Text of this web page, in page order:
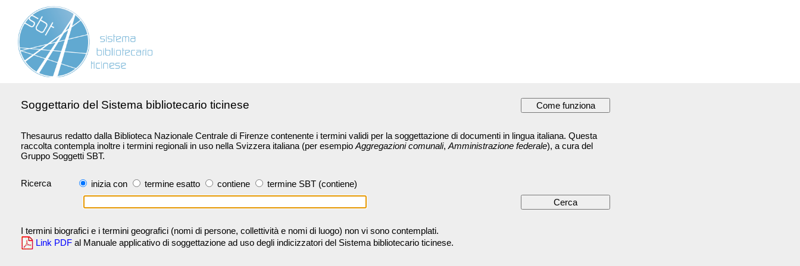
Soggettario del Sistema bibliotecario ticinese
Thesaurus redatto dalla Biblioteca Nazionale Centrale di Firenze contenente i termini validi per la soggettazione di documenti in lingua italiana. Questa
raccolta contempla inoltre i termini regionali in uso nella Svizzera italiana (per esempio Aggregazioni comunali, Amministrazione federale), a cura del
Gruppo Soggetti SBT.
Ricerca inizia con termine esatto contiene termine SBT (contiene)
I termini biografici e i termini geografici (nomi di persone, collettività e nomi di luogo) non vi sono contemplati.
Link PDF al Manuale applicativo di soggettazione ad uso degli indicizzatori del Sistema bibliotecario ticinese.